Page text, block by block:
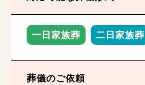
一日家族葬 二日家族葬
葬儀のご依頼